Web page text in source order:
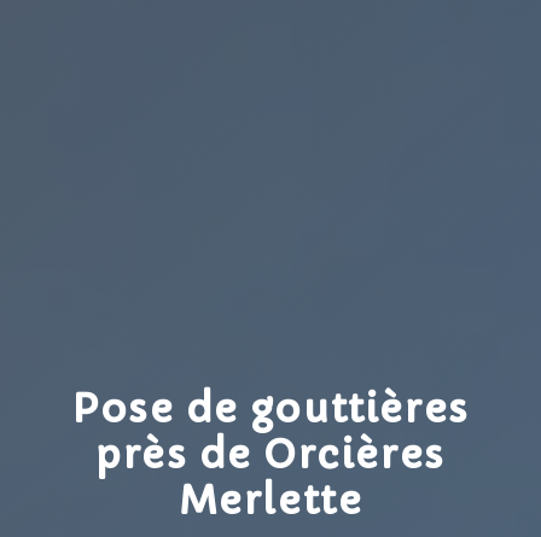
Pose de gouttières
près de Orcières
Merlette